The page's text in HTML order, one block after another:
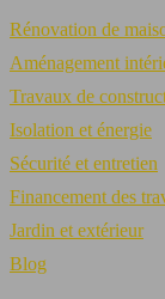
Rénovation de
Aménagement
Travaux de
Isolation et énergie
Sécurité et entretien
Financement des
Jardin et extérieur
Blog